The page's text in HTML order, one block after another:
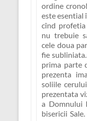
ordine
este esential
cînd profetia
nu trebuie
cele doua
fie
prima parte
prezenta
soliile
prezentata
a Domnului
bisericii